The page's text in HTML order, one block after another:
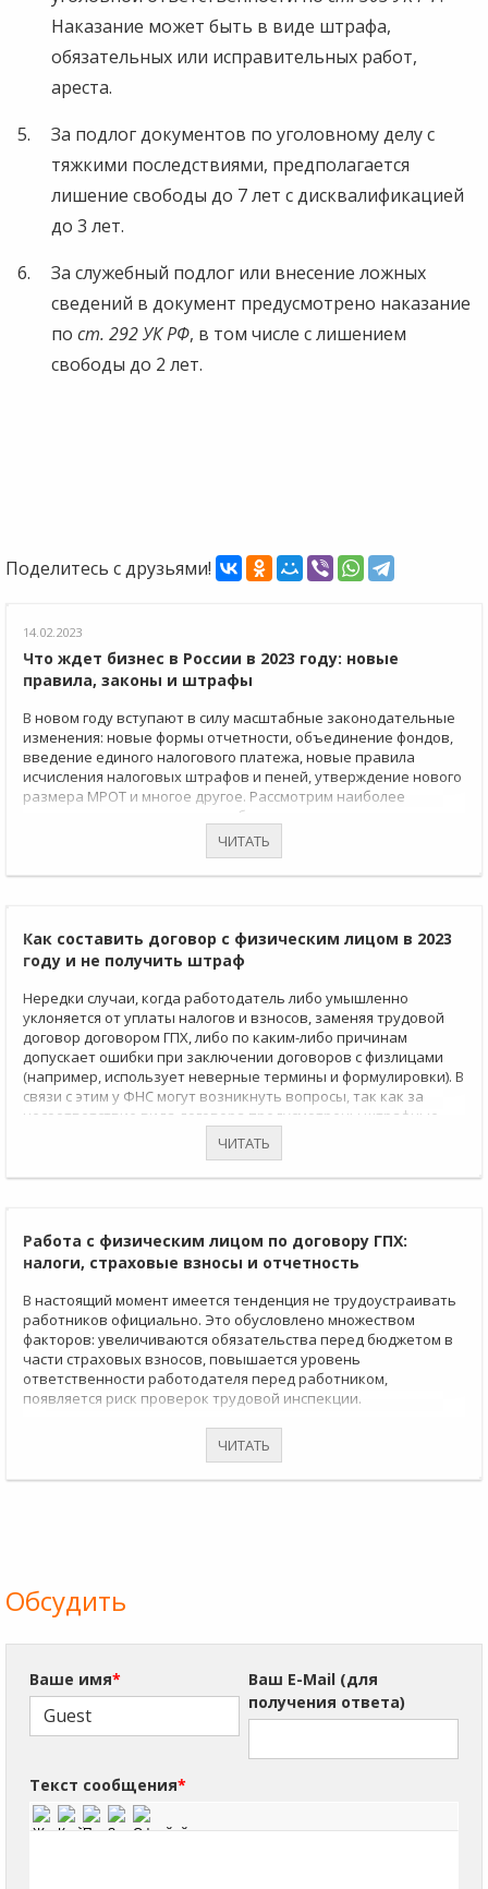
Наказание может быть в виде штрафа,
обязательных или исправительных работ,
ареста.
За подлог документов по уголовному делу с
тяжкими последствиями, предполагается
лишение свободы до 7 лет с дисквалификацией
до 3 лет.
За служебный подлог или внесение ложных
сведений в документ предусмотрено наказание
по ст. 292 УК РФ, в том числе с лишением
свободы до 2 лет.
Поделитесь с друзьями!
14.02.2023
Что ждет бизнес в России в 2023 году: новые
правила, законы и штрафы
В новом году вступают в силу масштабные законодательные
изменения: новые формы отчетности, объединение фондов,
введение единого налогового платежа, новые правила
исчисления налоговых штрафов и пеней, утверждение нового
размера МРОТ и многое другое. Рассмотрим наиболее
значимые поправки, которые будут влиять на деятельность
ЧИТАТЬ
Как составить договор с физическим лицом в 2023
году и не получить штраф
Нередки случаи, когда работодатель либо умышленно
уклоняется от уплаты налогов и взносов, заменяя трудовой
договор договором ГПХ, либо по каким-либо причинам
допускает ошибки при заключении договоров с физлицами
(например, использует неверные термины и формулировки). В
связи с этим у ФНС могут возникнуть вопросы, так как за
несоответствие вида договора предусмотрены штрафные
санкции. В этой статье разберем, как правильно составлять
трудовые договоры и договоры подряда или оказания услуг,
чтобы не путать их друг с другом.
ЧИТАТЬ
Работа с физическим лицом по договору ГПХ:
налоги, страховые взносы и отчетность
В настоящий момент имеется тенденция не трудоустраивать
работников официально. Это обусловлено множеством
факторов: увеличиваются обязательства перед бюджетом в
части страховых взносов, повышается уровень
ответственности работодателя перед работником,
появляется риск проверок трудовой инспекции.
ЧИТАТЬ
Обсудить
Ваше имя*
Ваш E-Mail (для
получения ответа)
Текст сообщения*